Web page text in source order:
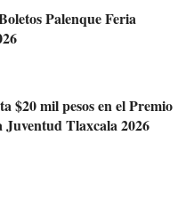
Palenque Feria
$20 mil pesos en el Premio
Juventud Tlaxcala 2026